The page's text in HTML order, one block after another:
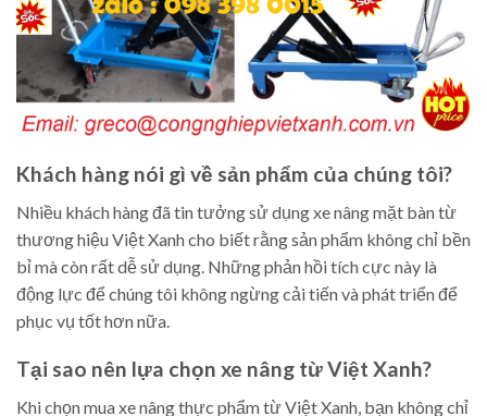
Khách hàng nói gì về sản phẩm của chúng tôi?
Nhiều khách hàng đã tin tưởng sử dụng xe nâng mặt bàn từ
thương hiệu Việt Xanh cho biết rằng sản phẩm không chỉ bền
bỉ mà còn rất dễ sử dụng. Những phản hồi tích cực này là
động lực để chúng tôi không ngừng cải tiến và phát triển để
phục vụ tốt hơn nữa.
Tại sao nên lựa chọn xe nâng từ Việt Xanh?
Khi chọn mua xe nâng thực phẩm từ Việt Xanh, bạn không chỉ